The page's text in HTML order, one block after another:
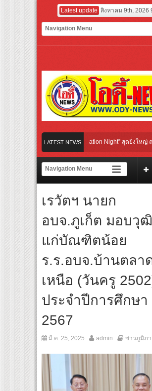
Latest update สิงหาคม 9th, 2026
LATEST NEWS
Communication Night” สุดยิ่งใหญ่ ณ กรุงเทพฯ
ะแอโรบิกสุดมันส์ ในกิจกรรม “EM-ROBIC DANCE FOR
สุดแห่งปีจาก NUUI Starathon 8.8 “บอส-โนอึล” เปิดประ
เกมใหม่ในวงการการศึกษา เปิดตัว “SCA PLUS” แพลต
อดการลงทุนในธุรกิจการศึกษากว่า 100 ล้าน
ส้นทางจาการ์ตา-กรุงเทพฯ เสริม Air Connectivity ดึง
Communication Night” สุดยิ่งใหญ่ ณ กรุงเทพฯ
เรวัตฯ นายก
อบจ.ภูเก็ต มอบวุ
แก่บัณฑิตน้อย
ร.ร.อบจ.บ้านตลา
เหนือ (วันครู
ประจำปีการศึกษา
2567
มี.ค. 25, 2025 admin ข่าวภูมิภ